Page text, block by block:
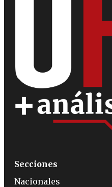
Secciones
Nacionales